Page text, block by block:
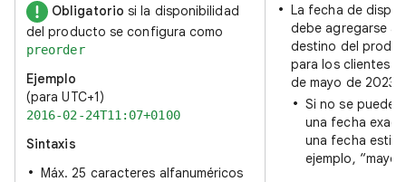
Obligatorio si la disponibilidad
del producto se configura como
preorder
Ejemplo
(para UTC+1)
2016-02-24T11:07+0100
Sintaxis
Máx. 25 caracteres alfanuméricos
La fecha de
debe agregarse a
destino del
para los clientes
de mayo de
Si no se puede
una fecha
una fecha
ejemplo, “mayo